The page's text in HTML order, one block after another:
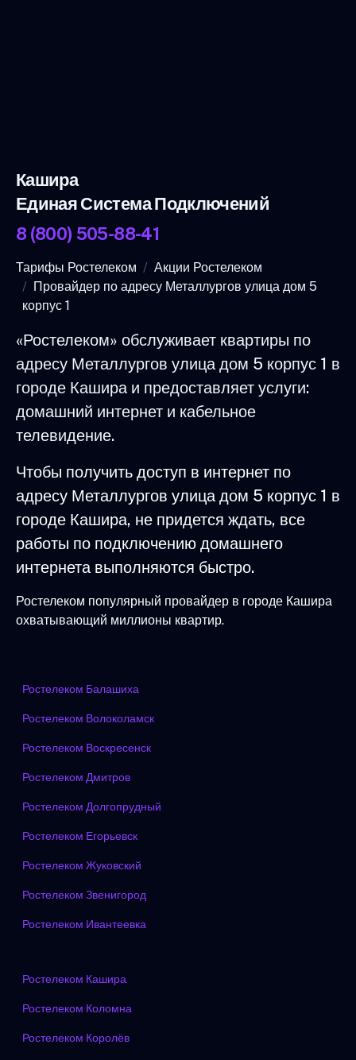
Кашира
Единая Система Подключений
8 (800) 505-88-41
Тарифы Ростелеком
Акции Ростелеком
Провайдер по адресу Металлургов улица дом 5
корпус 1
«Ростелеком» обслуживает квартиры по
адресу Металлургов улица дом 5 корпус 1 в
городе Кашира и предоставляет услуги:
домашний интернет и кабельное
телевидение.
Чтобы получить доступ в интернет по
адресу Металлургов улица дом 5 корпус 1 в
городе Кашира, не придется ждать, все
работы по подключению домашнего
интернета выполняются быстро.
Ростелеком популярный провайдер в городе Кашира
охватывающий миллионы квартир.
Ростелеком Балашиха
Ростелеком Волоколамск
Ростелеком Воскресенск
Ростелеком Дмитров
Ростелеком Долгопрудный
Ростелеком Егорьевск
Ростелеком Жуковский
Ростелеком Звенигород
Ростелеком Ивантеевка
Ростелеком Кашира
Ростелеком Коломна
Ростелеком Королёв